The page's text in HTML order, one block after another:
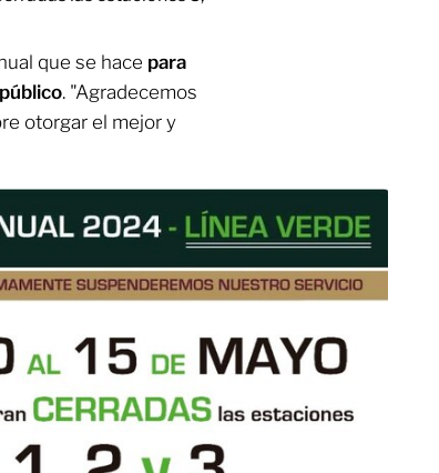
que se hace para
. "Agradecemos
otorgar el mejor y